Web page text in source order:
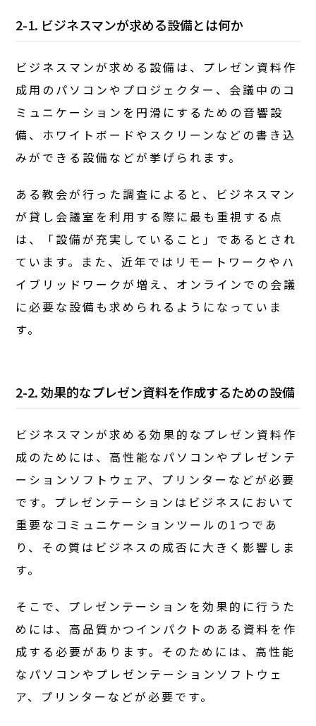
2-1. ビジネスマンが求める設備とは何か
ビジネスマンが求める設備は、プレゼン資料作
成用のパソコンやプロジェクター、会議中のコ
ミュニケーションを円滑にするための音響設
備、ホワイトボードやスクリーンなどの書き込
みができる設備などが挙げられます。
ある教会が行った調査によると、ビジネスマン
が貸し会議室を利用する際に最も重視する点
は、「設備が充実していること」であるとされ
ています。また、近年ではリモートワークやハ
イブリッドワークが増え、オンラインでの会議
に必要な設備も求められるようになっていま
す。
2-2. 効果的なプレゼン資料を作成するための設備
ビジネスマンが求める効果的なプレゼン資料作
成のためには、高性能なパソコンやプレゼンテ
ーションソフトウェア、プリンターなどが必要
です。プレゼンテーションはビジネスにおいて
重要なコミュニケーションツールの1つであ
り、その質はビジネスの成否に大きく影響しま
す。
そこで、プレゼンテーションを効果的に行うた
めには、高品質かつインパクトのある資料を作
成する必要があります。そのためには、高性能
なパソコンやプレゼンテーションソフトウェ
ア、プリンターなどが必要です。